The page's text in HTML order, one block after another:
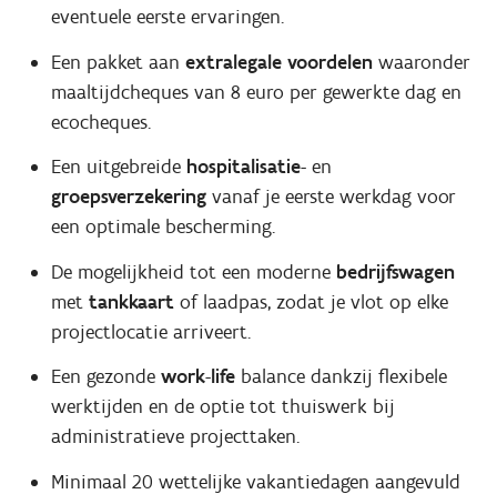
eventuele eerste ervaringen.
Een pakket aan extralegale voordelenwaaronder
maaltijdcheques van 8 euro per gewerkte dag en
ecocheques.
Een uitgebreide hospitalisatie- en
groepsverzekeringvanaf je eerste werkdag voor
een optimale bescherming.
De mogelijkheid tot een moderne bedrijfswagen
met tankkaartof laadpas, zodat je vlot op elke
projectlocatie arriveert.
Een gezonde work-lifebalance dankzij flexibele
werktijden en de optie tot thuiswerk bij
administratieve projecttaken.
Minimaal 20 wettelijke vakantiedagen aangevuld